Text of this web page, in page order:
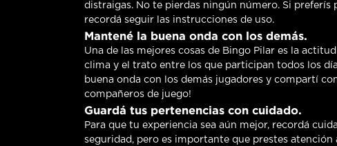
distraigas. No te pierdas ningún número. Si
recordá seguir las instrucciones de uso.
Mantené la buena onda con los demás.
Una de las mejores cosas de Bingo Pilar es la
clima y el trato entre los que participan todos los
buena onda con los demás jugadores y compartí
compañeros de juego!
Guardá tus pertenencias con cuidado.
Para que tu experiencia sea aún mejor, recordá
seguridad, pero es importante que prestes atención